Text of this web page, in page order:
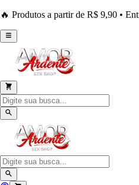
🔥 Produtos a partir de R$ 9,90 •